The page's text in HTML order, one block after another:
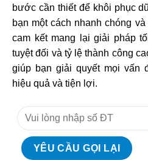
bước cần thiết để khôi phục
bạn một cách nhanh chóng
cam kết mang lại giải pháp
tuyệt đối và tỷ lệ thành công
giúp bạn giải quyết mọi vấn
hiệu quả và tiện lợi.